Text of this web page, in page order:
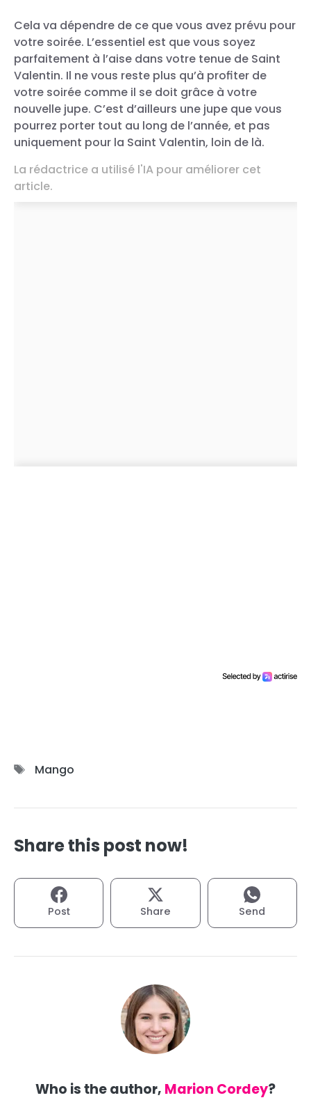
Une publication partagée par MANGO (@mango)
Cela va dépendre de ce que vous avez prévu pour
votre soirée. L’essentiel est que vous soyez
parfaitement à l’aise dans votre tenue de Saint
Valentin. Il ne vous reste plus qu’à profiter de
votre soirée comme il se doit grâce à votre
nouvelle jupe. C’est d’ailleurs une jupe que vous
pourrez porter tout au long de l’année, et pas
uniquement pour la Saint Valentin, loin de là.
La rédactrice a utilisé l'IA pour améliorer cet
article.
Étiquettes
Mango
Share this post now!
Post Share Send
Who is the author, Marion Cordey?